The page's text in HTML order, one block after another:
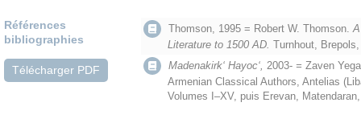
Références
bibliographies
Télécharger PDF
Thomson, 1995 = Robert W. Thomson.
Literature to 1500 AD. Turnhout,
Madenakirk‘ Hayoc‘, 2003- = Zaven
Armenian Classical Authors, Antelias
Volumes I–XV, puis Erevan,